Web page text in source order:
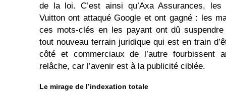
de la loi. C’est ainsi qu’Axa Assurances,
Vuitton ont attaqué Google et ont gagné : les
ces mots-clés en les payant ont dû
tout nouveau terrain juridique qui est en train
côté et commerciaux de l’autre fourbissent
relâche, car l’avenir est à la publicité ciblée.
Le mirage de l’indexation totale